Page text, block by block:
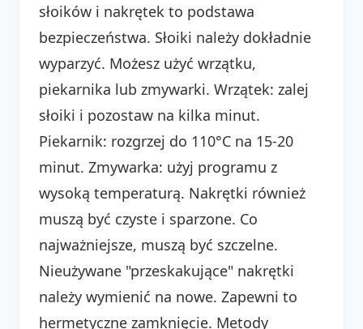
słoików i nakrętek to podstawa
bezpieczeństwa. Słoiki należy dokładnie
wyparzyć. Możesz użyć wrzątku,
piekarnika lub zmywarki. Wrzątek: zalej
słoiki i pozostaw na kilka minut.
Piekarnik: rozgrzej do 110°C na 15-20
minut. Zmywarka: użyj programu z
wysoką temperaturą. Nakrętki również
muszą być czyste i sparzone. Co
najważniejsze, muszą być szczelne.
Nieużywane "przeskakujące" nakrętki
należy wymienić na nowe. Zapewni to
hermetyczne zamknięcie. Metody